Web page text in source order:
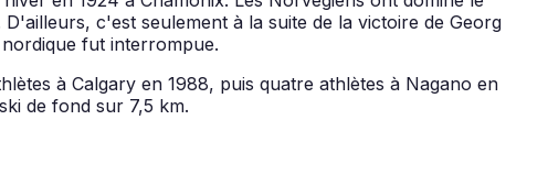
c'est seulement à la suite de la victoire de Georg
fut interrompue.
à Calgary en 1988, puis quatre athlètes à Nagano en
de fond sur 7,5 km.